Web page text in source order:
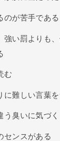
のが苦手である
強い罰よりも
む
に難しい言葉を
う臭いに気づく
センスがある